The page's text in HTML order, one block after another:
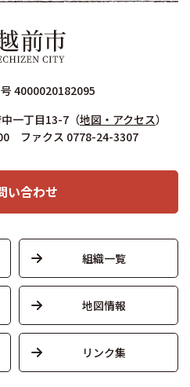
4000020182095
一丁目13-7 （地図・アクセス）
ファクス 0778-24-3307
い合わせ
組織一覧
地図情報
リンク集